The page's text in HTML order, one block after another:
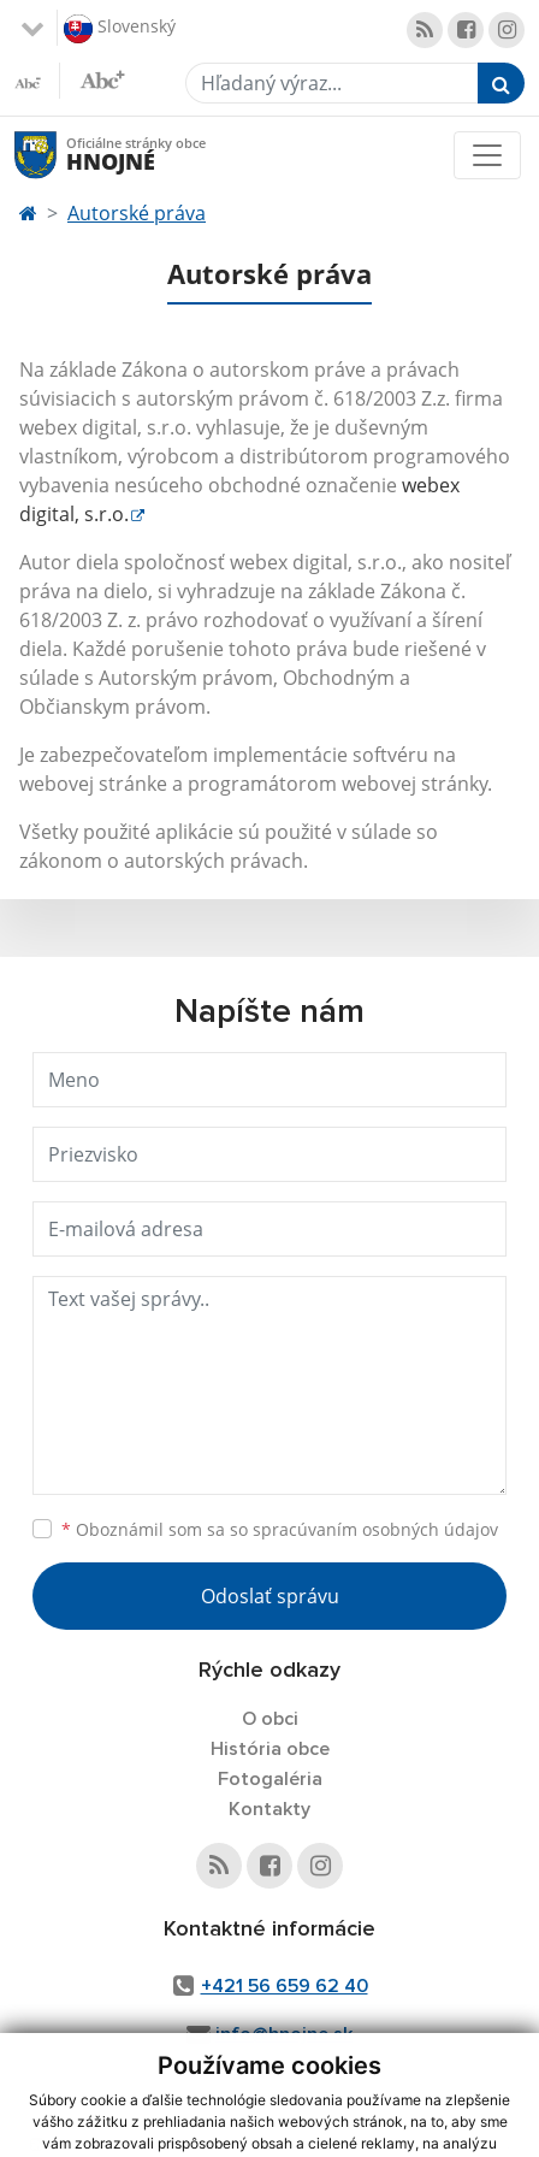
Používame cookies
Súbory cookie a ďalšie technológie sledovania používame na zlepšenie
vášho zážitku z prehliadania našich webových stránok, na to, aby sme
vám zobrazovali prispôsobený obsah a cielené reklamy, na analýzu
Slovenský
Hľadaný výraz...
Oficiálne stránky obce
HNOJNÉ
Autorské práva
Autorské práva
Na základe Zákona o autorskom práve a právach
súvisiacich s autorským právom č. 618/2003 Z.z. firma
webex digital, s.r.o. vyhlasuje, že je duševným
vlastníkom, výrobcom a distribútorom programového
vybavenia nesúceho obchodné označenie webex
digital, s.r.o.
Autor diela spoločnosť webex digital, s.r.o., ako nositeľ
práva na dielo, si vyhradzuje na základe Zákona č.
618/2003 Z. z. právo rozhodovať o využívaní a šírení
diela. Každé porušenie tohoto práva bude riešené v
súlade s Autorským právom, Obchodným a
Občianskym právom.
Je zabezpečovateľom implementácie softvéru na
webovej stránke a programátorom webovej stránky.
Všetky použité aplikácie sú použité v súlade so
zákonom o autorských právach.
Napíšte nám
* Oboznámil som sa so spracúvaním osobných údajov
Odoslať správu
Rýchle odkazy
O obci
História obce
Fotogaléria
Kontakty
Kontaktné informácie
+421 56 659 62 40
info@hnojne.sk
využite možnosť získavania aktuálnych informácií s využitím RSS